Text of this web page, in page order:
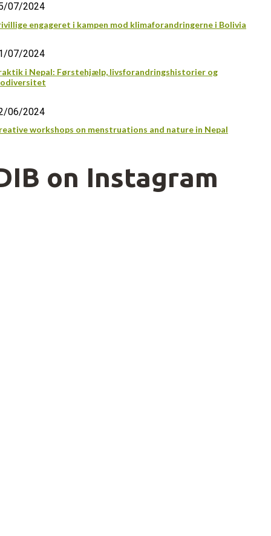
07/2024
engageret i kampen mod klimaforandringerne i Bolivia
07/2024
i Nepal: Førstehjælp, livsforandringshistorier og
06/2024
workshops on menstruations and nature in Nepal
on Instagram